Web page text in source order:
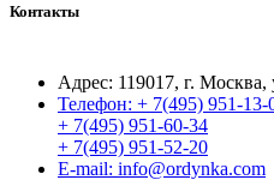
Контакты
Адрес: 119017, г.
Телефон: + 7(495) 951-
+ 7(495) 951-60-34
+ 7(495) 951-52-20
E-mail: info@ordynka.com